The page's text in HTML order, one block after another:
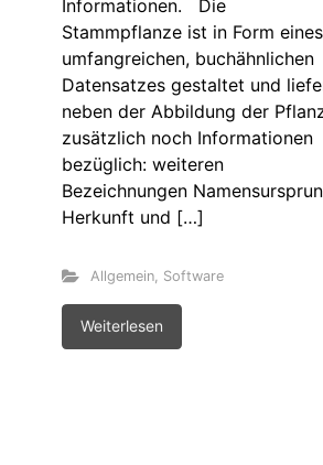
Informationen. Die
Stammpflanze ist in Form eines
umfangreichen, buchähnlichen
Datensatzes gestaltet und
neben der Abbildung der
zusätzlich noch Informationen
bezüglich: weiteren
Bezeichnungen
Herkunft und […]
Allgemein, Software
Weiterlesen